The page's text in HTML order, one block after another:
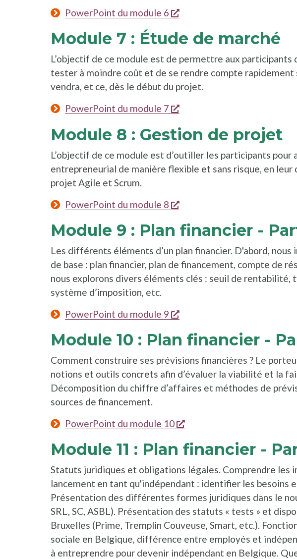
PowerPoint du module 6 s'ouvre dans une nouvelle
Module 7 : Étude de marché
L’objectif de ce module est de permettre aux participants
tester à moindre coût et de se rendre compte rapidement
vendra, et ce, dès le début du projet.
PowerPoint du module 7
s'ouvre dans une nouvelle
Module 8 : Gestion de projet
L’objectif de ce module est d’outiller les participants pour
entrepreneurial de manière flexible et sans risque, en leur
projet Agile et Scrum.
PowerPoint du module 8
s'ouvre dans une nouvelle
Module 9 : Plan financier -
Les différents éléments d’un plan financier. D'abord,
de base : plan financier, plan de financement, compte de
nous explorons divers éléments clés : seuil de rentabilité,
système d’imposition, etc.
PowerPoint du module 9
s'ouvre dans une nouvelle
Module 10 : Plan financier -
Comment construire ses prévisions financières ? Le
notions et outils concrets afin d’évaluer la viabilité et la
Décomposition du chiffre d’affaires et méthodes de
sources de financement.
PowerPoint du module 10
s'ouvre dans une nouvelle
Module 11 : Plan financier -
Statuts juridiques et obligations légales. Comprendre les
lancement en tant qu'indépendant : identifier les besoins
Présentation des différentes formes juridiques dans le
SRL, SC, ASBL). Présentation des statuts « tests » et
Bruxelles (Prime, Tremplin Couveuse, Smart, etc.).
sociale en Belgique, différence entre employés et
à entreprendre pour devenir indépendant en Belgique.